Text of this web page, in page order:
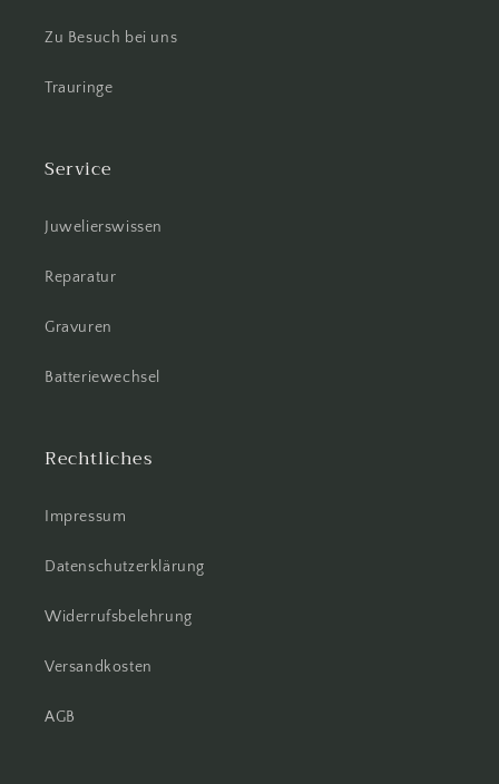
Zu Besuch bei uns
Trauringe
Service
Juwelierswissen
Reparatur
Gravuren
Batteriewechsel
Rechtliches
Impressum
Datenschutzerklärung
Widerrufsbelehrung
Versandkosten
AGB